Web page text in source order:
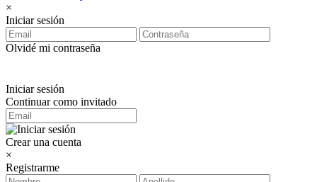
×
Iniciar sesión
Olvidé mi contraseña
Iniciar sesión
Continuar como invitado
Crear una cuenta
×
Registrarme